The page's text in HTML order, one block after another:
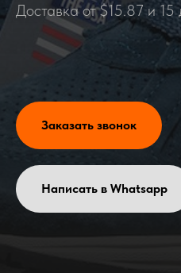
Доставка от $15.87 и 15
Заказать звонок
Написать в Whatsapp